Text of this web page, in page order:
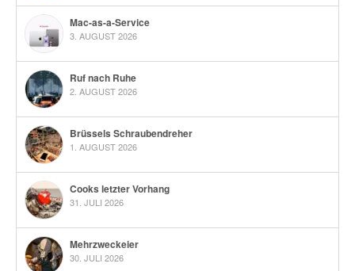
Mac-as-a-Service
3. AUGUST 2026
Ruf nach Ruhe
2. AUGUST 2026
Brüssels Schraubendreher
1. AUGUST 2026
Cooks letzter Vorhang
31. JULI 2026
Mehrzweckeier
30. JULI 2026